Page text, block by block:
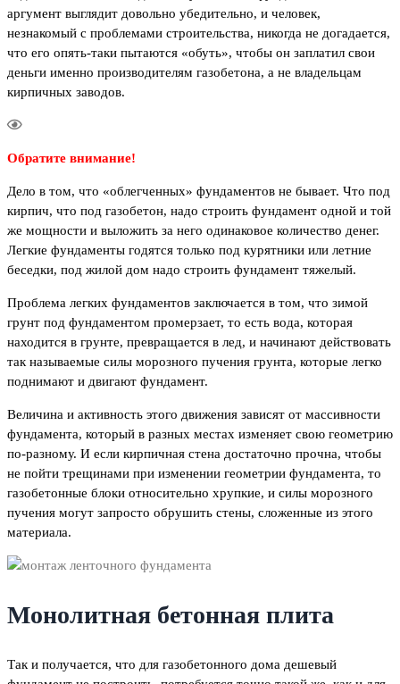
аргумент выглядит довольно убедительно, и человек,
незнакомый с проблемами строительства, никогда не догадается,
что его опять-таки пытаются «обуть», чтобы он заплатил свои
деньги именно производителям газобетона, а не владельцам
кирпичных заводов.
Обратите внимание!
Дело в том, что «облегченных» фундаментов не бывает. Что под
кирпич, что под газобетон, надо строить фундамент одной и той
же мощности и выложить за него одинаковое количество денег.
Легкие фундаменты годятся только под курятники или летние
беседки, под жилой дом надо строить фундамент тяжелый.
Проблема легких фундаментов заключается в том, что зимой
грунт под фундаментом промерзает, то есть вода, которая
находится в грунте, превращается в лед, и начинают действовать
так называемые силы морозного пучения грунта, которые легко
поднимают и двигают фундамент.
Величина и активность этого движения зависят от массивности
фундамента, который в разных местах изменяет свою геометрию
по-разному. И если кирпичная стена достаточно прочна, чтобы
не пойти трещинами при изменении геометрии фундамента, то
газобетонные блоки относительно хрупкие, и силы морозного
пучения могут запросто обрушить стены, сложенные из этого
материала.
Монолитная бетонная плита
Так и получается, что для газобетонного дома дешевый